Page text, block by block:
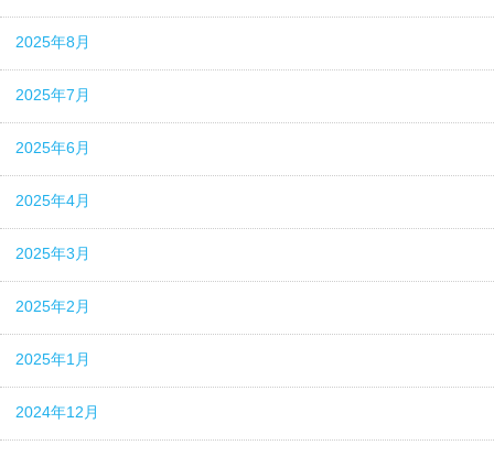
2025年8月
2025年7月
2025年6月
2025年4月
2025年3月
2025年2月
2025年1月
2024年12月